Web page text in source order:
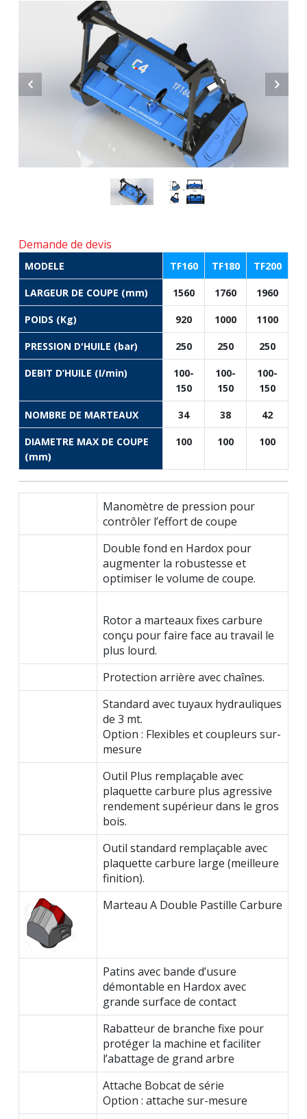
Demande de devis
MODELE TF160 TF180 TF200
LARGEUR DE COUPE (mm) 1560 1760 1960
POIDS (Kg) 920 1000 1100
PRESSION D'HUILE (bar) 250 250 250
DEBIT D’HUILE (I/min)
100-
150
100-
150
100-
150
NOMBRE DE MARTEAUX 34 38 42
DIAMETRE MAX DE COUPE
(mm)
100 100 100
Manomètre de pression pour
contrôler l’effort de coupe
Double fond en Hardox pour
augmenter la robustesse et
optimiser le volume de coupe.
Rotor a marteaux fixes carbure
conçu pour faire face au travail le
plus lourd.
Protection arrière avec chaînes.
Standard avec tuyaux hydrauliques
de 3 mt.
Option : Flexibles et coupleurs sur-
mesure
Outil Plus remplaçable avec
plaquette carbure plus agressive
rendement supérieur dans le gros
bois.
Outil standard remplaçable avec
plaquette carbure large (meilleure
finition).
Marteau A Double Pastille Carbure
Patins avec bande d’usure
démontable en Hardox avec
grande surface de contact
Rabatteur de branche fixe pour
protéger la machine et faciliter
l’abattage de grand arbre
Attache Bobcat de série
Option : attache sur-mesure